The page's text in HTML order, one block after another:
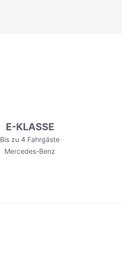
E-KLASSE
Bis zu 4 Fahrgäste
Mercedes-Benz